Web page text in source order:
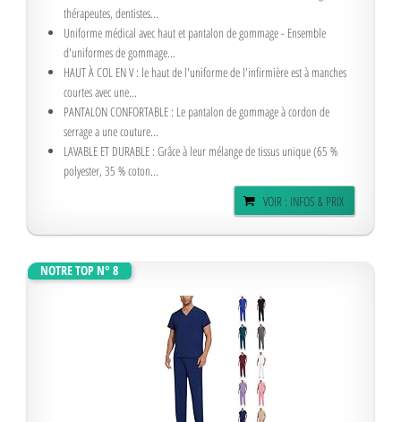
thérapeutes, dentistes...
Uniforme médical avec haut et pantalon de gommage - Ensemble
d'uniformes de gommage...
HAUT À COL EN V : le haut de l'uniforme de l'infirmière est à manches
courtes avec une...
PANTALON CONFORTABLE : Le pantalon de gommage à cordon de
serrage a une couture...
LAVABLE ET DURABLE : Grâce à leur mélange de tissus unique (65 %
polyester, 35 % coton...
VOIR : INFOS & PRIX
NOTRE TOP N° 8